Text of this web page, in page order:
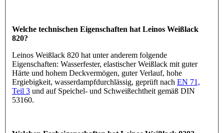
Welche technischen Eigenschaften hat Leinos Weißlack
820?
Leinos Weißlack 820 hat unter anderem folgende
Eigenschaften: Wasserfester, elastischer Weißlack mit guter
Härte und hohem Deckvermögen, guter Verlauf, hohe
Ergiebigkeit, wasserdampfdurchlässig, geprüft nach EN 71,
Teil 3 und auf Speichel- und Schweißechtheit gemäß DIN
53160.